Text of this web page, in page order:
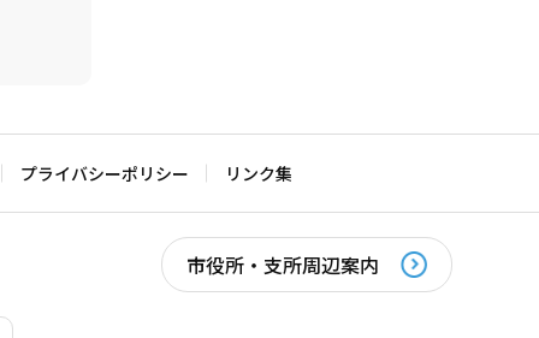
プライバシーポリシー リンク集
市役所・支所周辺案内